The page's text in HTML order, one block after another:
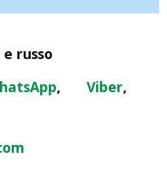
russo
, Viber,